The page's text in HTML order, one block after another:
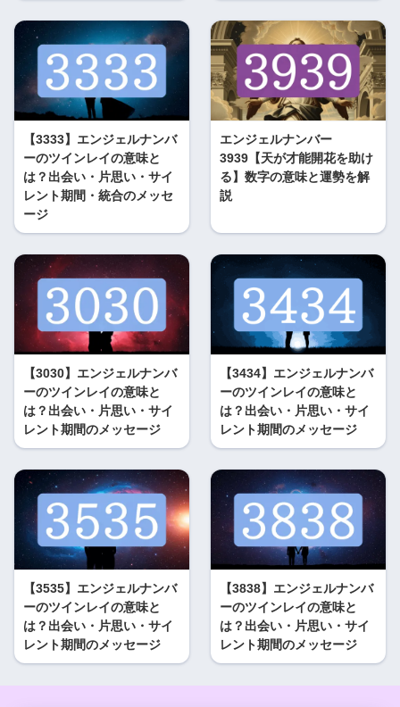
【3333】エンジェルナンバ
ーのツインレイの意味と
は？出会い・片思い・サイ
レント期間・統合のメッセ
ージ
エンジェルナンバー
3939【天が才能開花を助け
る】数字の意味と運勢を解
説
【3030】エンジェルナンバ
ーのツインレイの意味と
は？出会い・片思い・サイ
レント期間のメッセージ
【3434】エンジェルナンバ
ーのツインレイの意味と
は？出会い・片思い・サイ
レント期間のメッセージ
【3535】エンジェルナンバ
ーのツインレイの意味と
は？出会い・片思い・サイ
レント期間のメッセージ
【3838】エンジェルナンバ
ーのツインレイの意味と
は？出会い・片思い・サイ
レント期間のメッセージ